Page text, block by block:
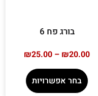
בורג פח 6
₪20.00
–
₪25.00
בחר אפשרויות